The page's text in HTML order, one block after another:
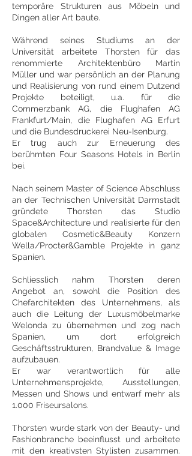
temporäre Strukturen aus Möbeln und
Dingen aller Art baute.
Während seines Studiums an der
Universität arbeitete Thorsten für das
renommierte Architektenbüro Martin
Müller und war persönlich an der Planung
und Realisierung von rund einem Dutzend
Projekte beteiligt, u.a. für die
Commerzbank AG, die Flughafen AG
Frankfurt/Main, die Flughafen AG Erfurt
und die Bundesdruckerei Neu-Isenburg.
Er trug auch zur Erneuerung des
berühmten Four Seasons Hotels in Berlin
bei.
Nach seinem Master of Science Abschluss
an der Technischen Universität Darmstadt
gründete Thorsten das Studio
Space&Architecture und realisierte für den
globalen Cosmetic&Beauty Konzern
Wella/Procter&Gamble Projekte in ganz
Spanien.
Schliesslich nahm Thorsten deren
Angebot an, sowohl die Position des
Chefarchitekten des Unternehmens, als
auch die Leitung der Luxusmöbelmarke
Welonda zu übernehmen und zog nach
Spanien, um dort erfolgreich
Geschäftsstrukturen, Brandvalue & Image
aufzubauen.
Er war verantwortlich für alle
Unternehmensprojekte, Ausstellungen,
Messen und Shows und entwarf mehr als
1.000 Friseursalons.
Thorsten wurde stark von der Beauty- und
Fashionbranche beeinflusst und arbeitete
mit den kreativsten Stylisten zusammen.